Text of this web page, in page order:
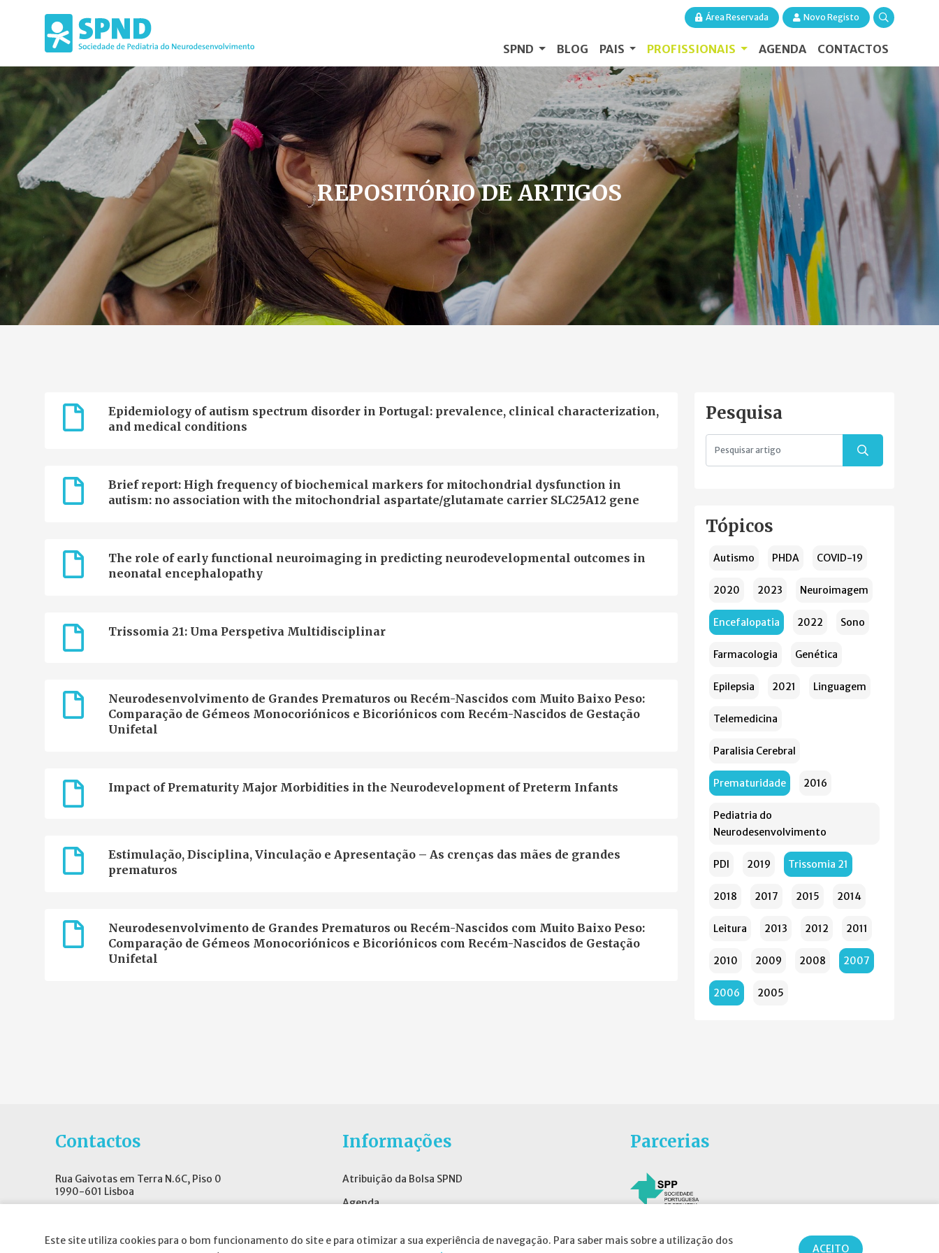
Este site utiliza cookies para o bom funcionamento do site e para otimizar a sua experiência de navegação. Para saber mais sobre a utilização dos
ACEITO
Área Reservada Novo Registo
SPND BLOG PAIS PROFISSIONAIS AGENDA CONTACTOS
REPOSITÓRIO DE ARTIGOS
Epidemiology of autism spectrum disorder in Portugal: prevalence, clinical characterization,
and medical conditions
Brief report: High frequency of biochemical markers for mitochondrial dysfunction in
autism: no association with the mitochondrial aspartate/glutamate carrier SLC25A12 gene
The role of early functional neuroimaging in predicting neurodevelopmental outcomes in
neonatal encephalopathy
Trissomia 21: Uma Perspetiva Multidisciplinar
Neurodesenvolvimento de Grandes Prematuros ou Recém-Nascidos com Muito Baixo Peso:
Comparação de Gémeos Monocoriónicos e Bicoriónicos com Recém-Nascidos de Gestação
Unifetal
Impact of Prematurity Major Morbidities in the Neurodevelopment of Preterm Infants
Estimulação, Disciplina, Vinculação e Apresentação – As crenças das mães de grandes
prematuros
Neurodesenvolvimento de Grandes Prematuros ou Recém-Nascidos com Muito Baixo Peso:
Comparação de Gémeos Monocoriónicos e Bicoriónicos com Recém-Nascidos de Gestação
Unifetal
Pesquisa
Tópicos
Autismo PHDA COVID-19
2020 2023 Neuroimagem
Encefalopatia 2022 Sono
Farmacologia Genética
Epilepsia 2021 Linguagem
Telemedicina
Paralisia Cerebral
Prematuridade 2016
Pediatria do
Neurodesenvolvimento
PDI 2019 Trissomia 21
2018 2017 2015 2014
Leitura 2013 2012 2011
2010 2009 2008 2007
2006 2005
Contactos
Rua Gaivotas em Terra N.6C, Piso 0
1990-601 Lisboa
Telefone:(+351) 217 574 680
Informações
Atribuição da Bolsa SPND
Agenda
Parcerias